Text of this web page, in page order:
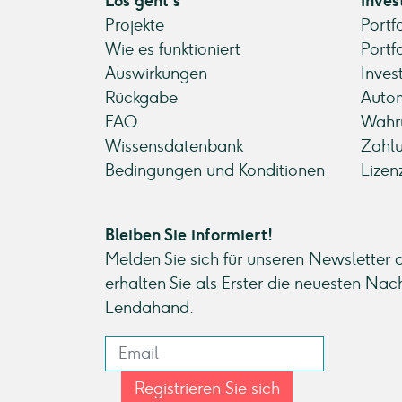
Projekte
Wie es funktioniert
Auswirkungen
Rückgabe
FAQ
Wissensdatenbank
Bedingungen und Konditionen
Bleiben Sie informiert!
Melden Sie sich für unseren Newsletter
erhalten Sie als Erster die neuesten
Lendahand.
Registrieren Sie sich